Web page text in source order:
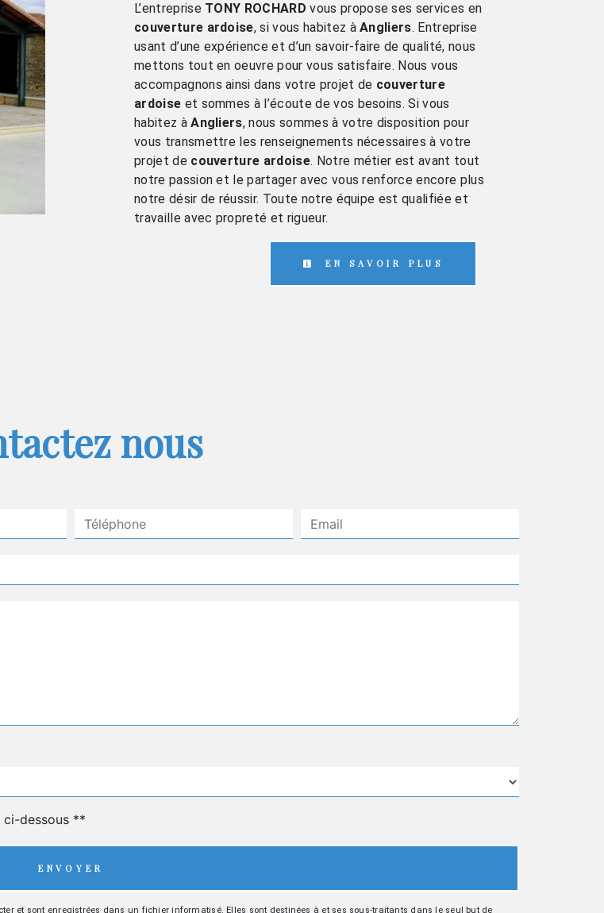
L’entreprise TONY ROCHARD vous propose ses services en
couverture ardoise, si vous habitez àAngliers. Entreprise
usant d’une expérience et d’un savoir-faire de qualité, nous
mettons tout en oeuvre pour vous satisfaire. Nous vous
accompagnons ainsi dans votre projet de couverture
ardoise et sommes à l’écoute de vos besoins. Si vous
habitez àAngliers, nous sommes à votre disposition pour
vous transmettre les renseignements nécessaires à votre
projet de couverture ardoise. Notre métier est avant tout
notre passion et le partager avec vous renforce encore plus
notre désir de réussir. Toute notre équipe est qualifiée et
travaille avec propreté et rigueur.
EN SAVOIR PLUS
nous
ci-dessous **
ENVOYER
et sont enregistrées dans un fichier informatisé. Elles sont destinées à et ses sous-traitants dans le seul but de